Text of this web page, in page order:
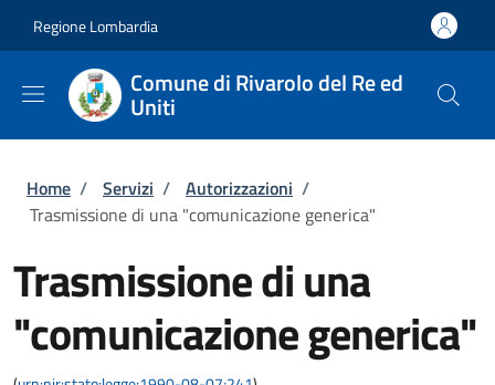
Regione Lombardia
Comune di Rivarolo del Re ed
Uniti
Briciole di pane
Home / Servizi / Autorizzazioni /
Trasmissione di una "comunicazione generica"
Trasmissione di una
"comunicazione generica"